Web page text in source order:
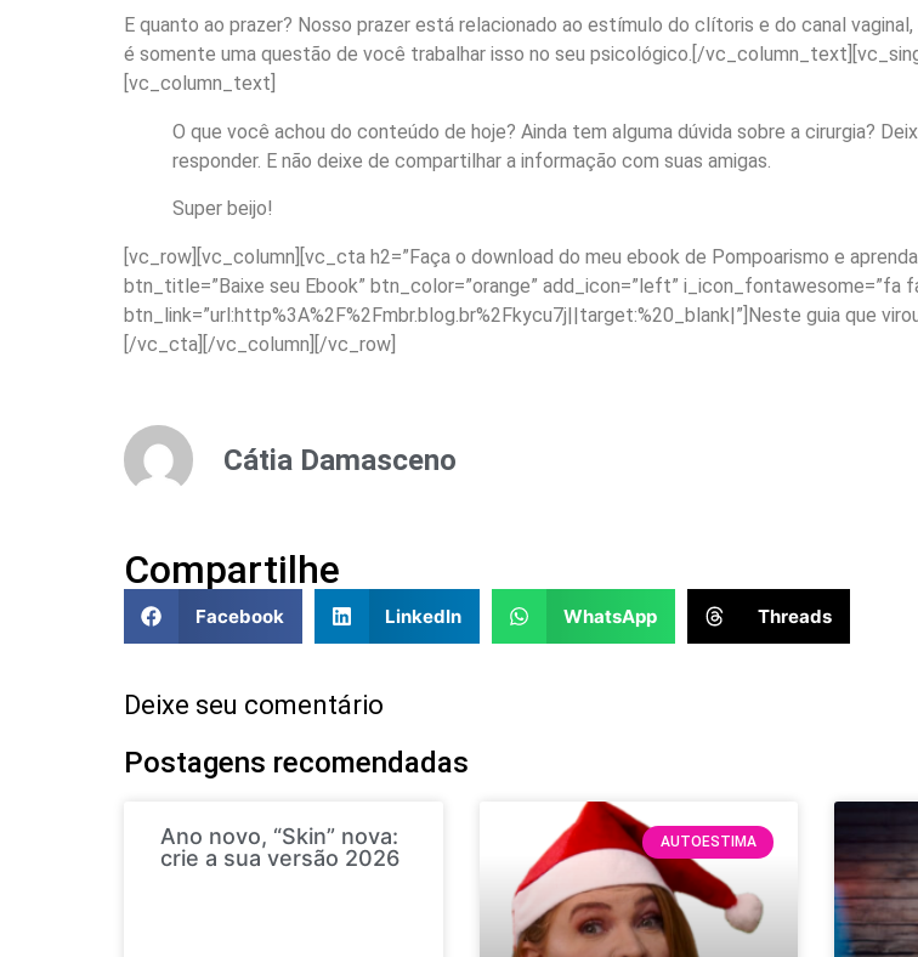
E quanto ao prazer? Nosso prazer está relacionado ao estímulo do clítoris e do canal
é somente uma questão de você trabalhar isso no seu psicológico.[/
[vc_column_text]
O que você achou do conteúdo de hoje? Ainda tem alguma dúvida sobre a cirurgia?
responder. E não deixe de compartilhar a informação com suas amigas.
Super beijo!
[vc_row][vc_column][vc_cta h2=”Faça o download do meu ebook de Pompoarismo e
btn_title=”Baixe seu Ebook” btn_color=”orange” add_icon=”left” i_icon_fontawesome=”fa
btn_link=”url:http%3A%2F%2Fmbr.blog.br%2Fkycu7j||target:%20_blank|”]Neste guia que
[/vc_cta][/vc_column][/vc_row]
Cátia Damasceno
Compartilhe
Facebook LinkedIn WhatsApp Threads
Deixe seu comentário
Postagens recomendadas
Ano novo, “Skin” nova:
crie a sua versão 2026
AUTOESTIMA